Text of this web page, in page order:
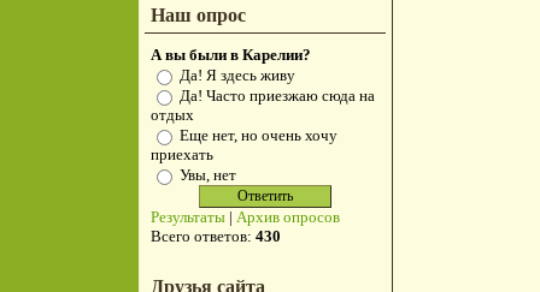
Наш опрос
А вы были в Карелии?
Да! Я здесь живу
Да! Часто приезжаю сюда на
отдых
Еще нет, но очень хочу
приехать
Увы, нет
Результаты | Архив опросов
Всего ответов: 430
Друзья сайта